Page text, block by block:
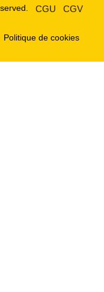
CGU CGV
Politique de cookies